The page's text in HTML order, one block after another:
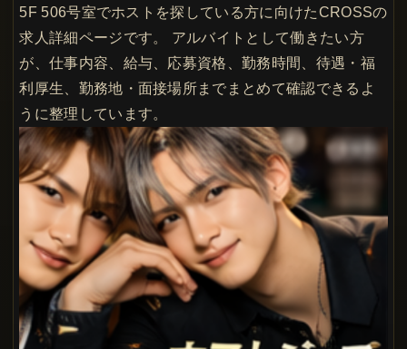
5F 506号室でホストを探している方に向けたCROSSの
求人詳細ページです。 アルバイトとして働きたい方
が、仕事内容、給与、応募資格、勤務時間、待遇・福
利厚生、勤務地・面接場所までまとめて確認できるよ
うに整理しています。